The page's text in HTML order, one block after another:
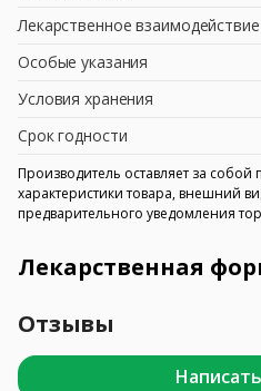
Лекарственное взаимодействие
Особые указания
Условия хранения
Срок годности
Производитель оставляет за
характеристики товара, внешний
предварительного уведомления
Лекарственная
Отзывы